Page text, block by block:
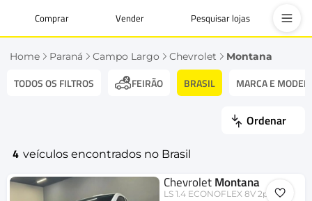
Comprar Vender Pesquisar lojas
Home Paraná Campo Largo Chevrolet Montana
TODOS OS FILTROS FEIRÃO BRASIL MARCA E
Ordenar
4 veículos encontrados no Brasil
ChevroletMontana
LS 1.4 ECONOFLEX 8V 2p